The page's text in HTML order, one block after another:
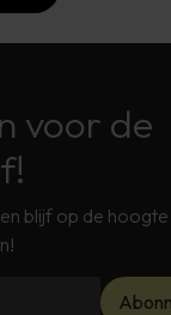
voor de
blijf op de